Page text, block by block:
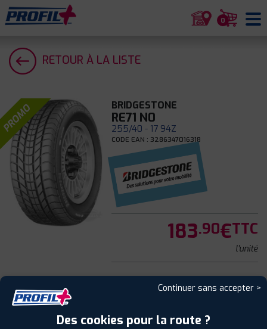
0
RETOUR À LA LISTE
PROMO BRIDGESTONE
RE71 N0
255/40 - 17 94Z
CODE EAN : 3286347016318
183.90€TTC
l'unité
F C 73
Continuer sans accepter >
Des cookies pour la route ?